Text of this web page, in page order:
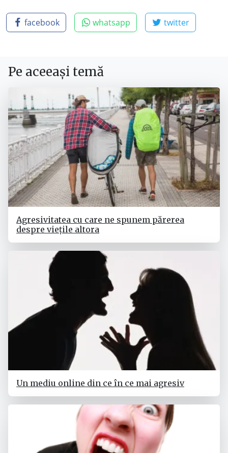
facebook whatsapp twitter
Pe aceeași temă
Agresivitatea cu care ne spunem părerea
despre viețile altora
Un mediu online din ce în ce mai agresiv